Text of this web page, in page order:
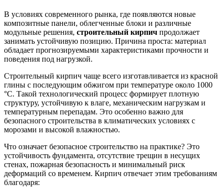
В условиях современного рынка, где появляются новые
композитные панели, облегченные блоки и различные
модульные решения, строительный кирпич продолжает
занимать устойчивую позицию. Причина проста: материал
обладает прогнозируемыми характеристиками прочности и
поведения под нагрузкой.
Строительный кирпич чаще всего изготавливается из красной
глины с последующим обжигом при температуре около 1000
°C. Такой технологический процесс формирует плотную
структуру, устойчивую к влаге, механическим нагрузкам и
температурным перепадам. Это особенно важно для
безопасного строительства в климатических условиях с
морозами и высокой влажностью.
Что означает безопасное строительство на практике? Это
устойчивость фундамента, отсутствие трещин в несущих
стенах, пожарная безопасность и минимальный риск
деформаций со временем. Кирпич отвечает этим требованиям
благодаря: